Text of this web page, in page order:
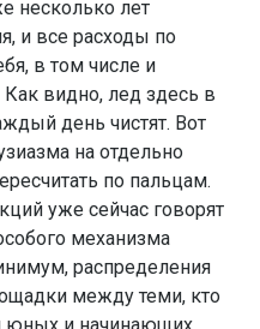
несколько лет
и все расходы по
в том числе и
видно, лед здесь в
день чистят. Вот
на отдельно
по пальцам.
уже сейчас говорят
механизма
распределения
между теми, кто